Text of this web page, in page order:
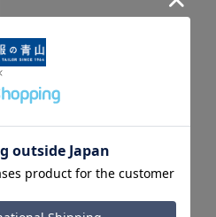
ネイビー